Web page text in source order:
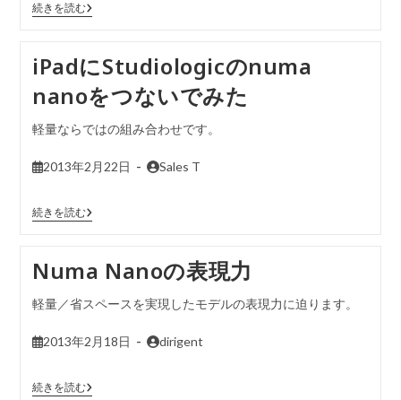
続きを読む
iPadにStudiologicのnuma
nanoをつないでみた
軽量ならではの組み合わせです。
2013年2月22日 Sales T
続きを読む
Numa Nanoの表現力
軽量／省スペースを実現したモデルの表現力に迫ります。
2013年2月18日 dirigent
続きを読む